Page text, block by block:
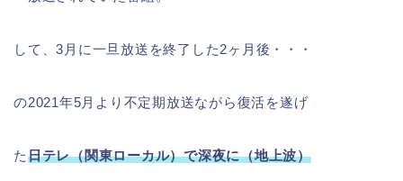
して、3月に一旦放送を終了した2ヶ月後・・・
の2021年5月より不定期放送ながら復活を遂げ
た日テレ（関東ローカル）で深夜に（地上波）